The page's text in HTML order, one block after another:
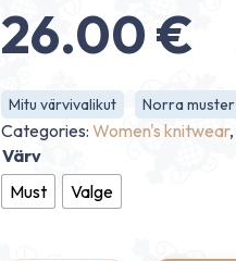
26.00€
Mitu värvivalikut Norra muster
Categories: Women's knitwear,
Värv
Must
Valge